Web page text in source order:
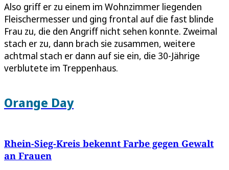
Also griff er zu einem im Wohnzimmer liegenden
Fleischermesser und ging frontal auf die fast blinde
Frau zu, die den Angriff nicht sehen konnte. Zweimal
stach er zu, dann brach sie zusammen, weitere
achtmal stach er dann auf sie ein, die 30-Jährige
verblutete im Treppenhaus.
Orange Day
Rhein-Sieg-Kreis bekennt Farbe gegen Gewalt
an Frauen